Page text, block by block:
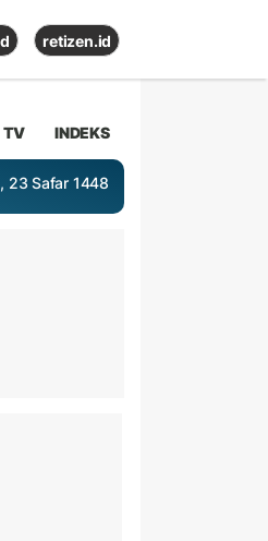
retizen.id
TV INDEKS
23 Safar 1448